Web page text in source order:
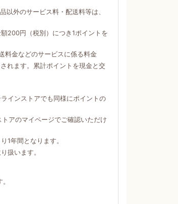
以外のサービス料・配送料等は、
200円（税別）につき1ポイントを
金などのサービスに係る料金
れます。累計ポイントを現金と交
インストアでも同様にポイントの
アのマイページでご確認いただけ
1年間となります。
扱います。